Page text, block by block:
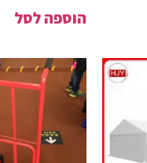
הוספה לסל